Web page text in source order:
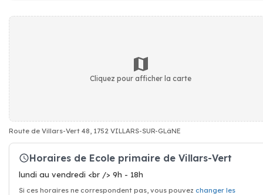
Cliquez pour afficher la carte
Route de Villars-Vert 48, 1752 VILLARS-SUR-GLâNE
Horaires de Ecole primaire de Villars-Vert
lundi au vendredi <br /> 9h - 18h
Si ces horaires ne correspondent pas, vous pouvez changer les